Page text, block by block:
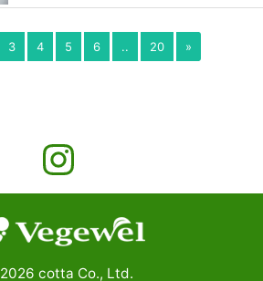
3 4 5 6 .. 20 »
2026 cotta Co., Ltd.